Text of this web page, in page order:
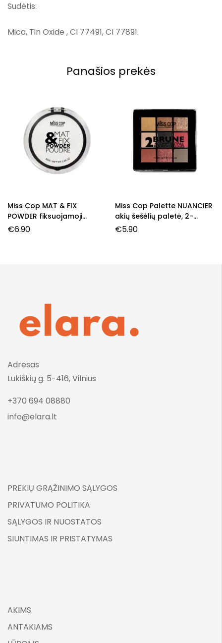
Sudėtis:
Mica, Tin Oxide , CI 77491, CI 77891.
Panašios prekės
Miss Cop MAT & FIX
POWDER fiksuojamoji
pudra, 8 g.
€6.90
Miss Cop Palette NUANCIER
akių šešėlių paletė, 2-
Brune, 7,2 g.
€5.90
Adresas
Lukiškių g. 5-416, Vilnius
+370 694 08880
info@elara.lt
PREKIŲ GRĄŽINIMO SĄLYGOS
PRIVATUMO POLITIKA
SĄLYGOS IR NUOSTATOS
SIUNTIMAS IR PRISTATYMAS
AKIMS
ANTAKIAMS